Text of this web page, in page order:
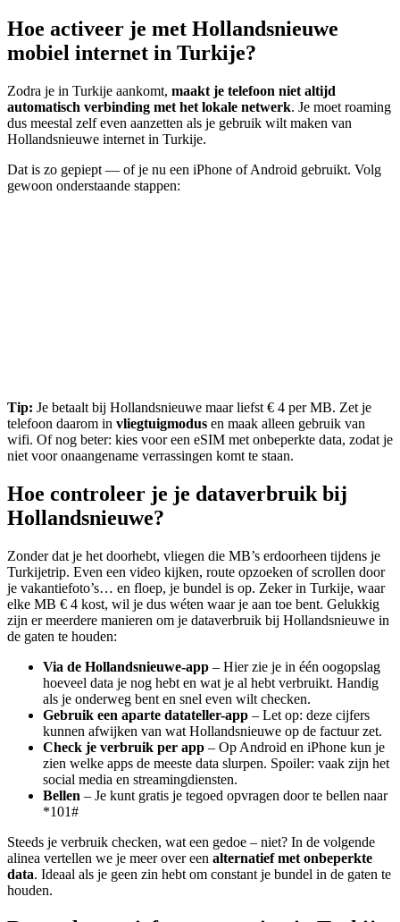
Hoe activeer je met Hollandsnieuwe
mobiel internet in Turkije?
Zodra je in Turkije aankomt, maakt je telefoon niet altijd
automatisch verbinding met het lokale netwerk. Je moet roaming
dus meestal zelf even aanzetten als je gebruik wilt maken van
Hollandsnieuwe internet in Turkije.
Dat is zo gepiept — of je nu een iPhone of Android gebruikt. Volg
gewoon onderstaande stappen:
Tip: Je betaalt bij Hollandsnieuwe maar liefst € 4 per MB. Zet je
telefoon daarom in vliegtuigmodus en maak alleen gebruik van
wifi. Of nog beter: kies voor een eSIM met onbeperkte data, zodat je
niet voor onaangename verrassingen komt te staan.
Hoe controleer je je dataverbruik bij
Hollandsnieuwe?
Zonder dat je het doorhebt, vliegen die MB’s erdoorheen tijdens je
Turkijetrip. Even een video kijken, route opzoeken of scrollen door
je vakantiefoto’s… en floep, je bundel is op. Zeker in Turkije, waar
elke MB € 4 kost, wil je dus wéten waar je aan toe bent. Gelukkig
zijn er meerdere manieren om je dataverbruik bij Hollandsnieuwe in
de gaten te houden:
Via de Hollandsnieuwe-app – Hier zie je in één oogopslag
hoeveel data je nog hebt en wat je al hebt verbruikt. Handig
als je onderweg bent en snel even wilt checken.
Gebruik een aparte datateller-app – Let op: deze cijfers
kunnen afwijken van wat Hollandsnieuwe op de factuur zet.
Check je verbruik per app – Op Android en iPhone kun je
zien welke apps de meeste data slurpen. Spoiler: vaak zijn het
social media en streamingdiensten.
Bellen – Je kunt gratis je tegoed opvragen door te bellen naar
*101#
Steeds je verbruik checken, wat een gedoe – niet? In de volgende
alinea vertellen we je meer over een alternatief met onbeperkte
data. Ideaal als je geen zin hebt om constant je bundel in de gaten te
houden.